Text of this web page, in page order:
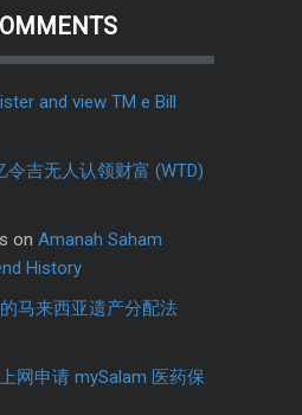
and view TM e Bill
令吉无人认领财富 (WTD)
onAmanah Saham
History
马来西亚遗产分配法
网申请 mySalam 医药保